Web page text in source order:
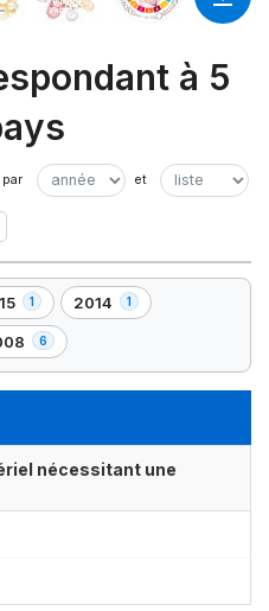
à 5
1 2014 1
,
6
nécessitant une